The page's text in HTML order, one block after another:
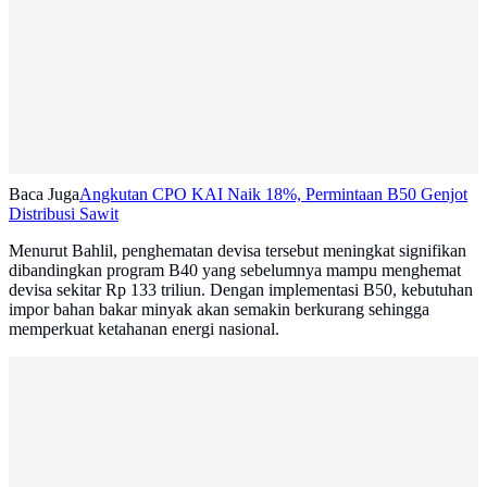
Baca JugaAngkutan CPO KAI Naik 18%, Permintaan B50 Genjot
Distribusi Sawit
Menurut Bahlil, penghematan devisa tersebut meningkat signifikan
dibandingkan program B40 yang sebelumnya mampu menghemat
devisa sekitar Rp 133 triliun. Dengan implementasi B50, kebutuhan
impor bahan bakar minyak akan semakin berkurang sehingga
memperkuat ketahanan energi nasional.